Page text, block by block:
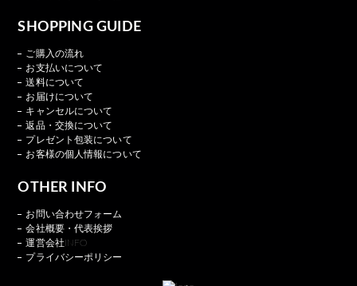
SHOPPING GUIDE
ご購入の流れ
お支払いについて
送料について
お届けについて
キャンセルについて
返品・交換について
プレゼント包装について
お客様の個人情報について
OTHER INFO
お問い合わせフォーム
会社概要・代表挨拶
運営会社INFO
プライバシーポリシー